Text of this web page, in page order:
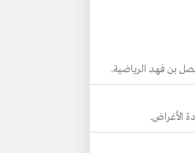
بن فهد الرياضية.
الأغراض.